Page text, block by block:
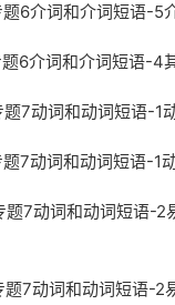
6介词和介词短语-5
6介词和介词短语-4
7动词和动词短语-1
7动词和动词短语-1
7动词和动词短语-2
7动词和动词短语-2